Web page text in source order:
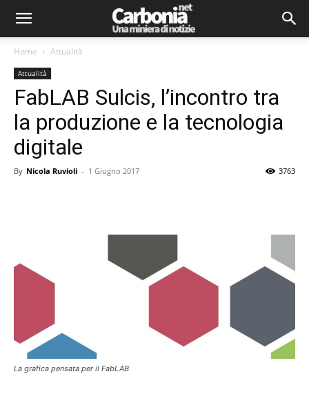
Home Attualità
Attualità
FabLAB Sulcis, l’incontro tra
la produzione e la tecnologia
digitale
By Nicola Ruvioli - 1 Giugno 2017 3763
La grafica pensata per il FabLAB